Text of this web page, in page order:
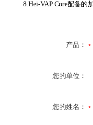
8.Hei-VAP Core配备
产品：
您的单位：
您的姓名：